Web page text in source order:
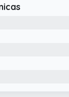
entorno de